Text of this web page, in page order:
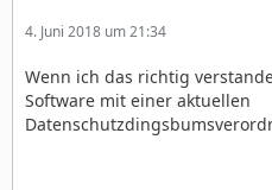
4. Juni 2018 um 21:34
Wenn ich das richtig
Software mit einer aktuellen